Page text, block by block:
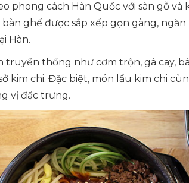
phong cách Hàn Quốc với sàn gỗ và
ghế được sắp xếp gọn gàng, ngăn
Hàn.
truyền thống như cơm trộn, gà cay,
kim chi. Đặc biệt, món lẩu kim chi
vị đặc trưng.